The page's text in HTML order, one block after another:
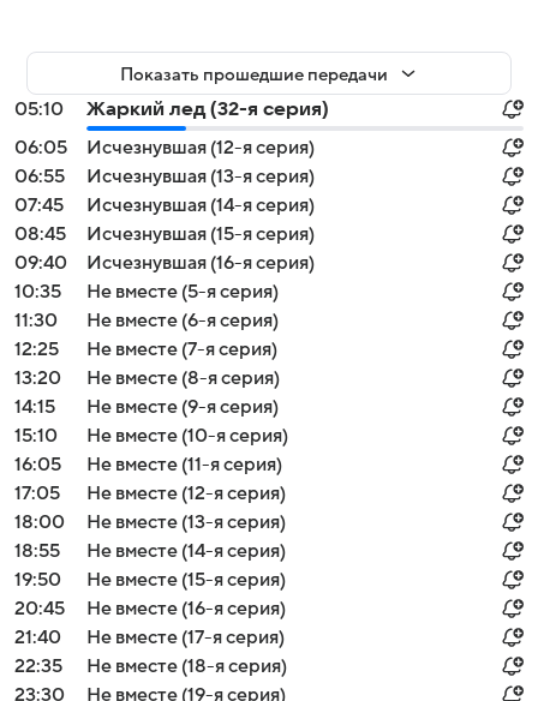
Показать прошедшие передачи
05:10
Жаркий лед (32-я серия)
06:05
Исчезнувшая (12-я серия)
06:55
Исчезнувшая (13-я серия)
07:45
Исчезнувшая (14-я серия)
08:45
Исчезнувшая (15-я серия)
09:40
Исчезнувшая (16-я серия)
10:35
Не вместе (5-я серия)
11:30
Не вместе (6-я серия)
12:25
Не вместе (7-я серия)
13:20
Не вместе (8-я серия)
14:15
Не вместе (9-я серия)
15:10
Не вместе (10-я серия)
16:05
Не вместе (11-я серия)
17:05
Не вместе (12-я серия)
18:00
Не вместе (13-я серия)
18:55
Не вместе (14-я серия)
19:50
Не вместе (15-я серия)
20:45
Не вместе (16-я серия)
21:40
Не вместе (17-я серия)
22:35
Не вместе (18-я серия)
23:30
Не вместе (19-я серия)